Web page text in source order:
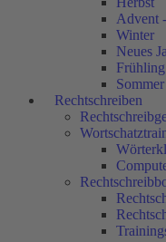
Advent
Winter
Neues
Frühling
Sommer
Rechtschreiben